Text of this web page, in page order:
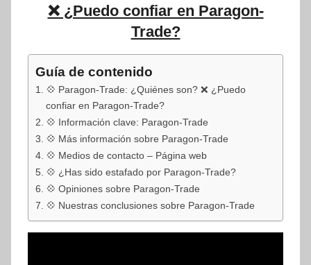
Estafado.com❌ ¿Puedo confiar en Paragon-
Trade?
Guía de contenido
💠 Paragon-Trade: ¿Quiénes son? ❌ ¿Puedo
confiar en Paragon-Trade?
💠 Información clave: Paragon-Trade
💠 Más información sobre Paragon-Trade
💠 Medios de contacto – Página web
💠 ¿Has sido estafado por Paragon-Trade?
💠 Opiniones sobre Paragon-Trade
💠 Nuestras conclusiones sobre Paragon-Trade